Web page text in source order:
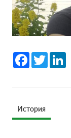
Facebook
Twitter
История